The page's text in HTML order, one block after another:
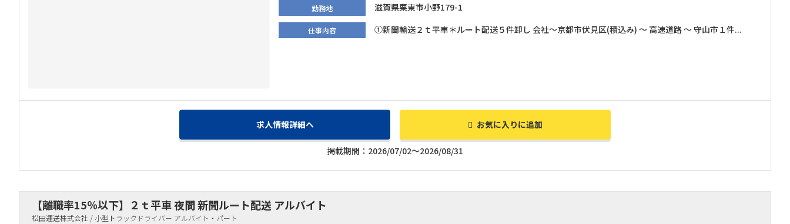
勤務地 滋賀県栗東市小野179-1
仕事内容 ①新聞輸送２ｔ平車＊ルート配送５件卸し 会社～京都市伏見区(積込み) ～ 高速道路 ～ 守山市１件...
求人情報詳細へ お気に入りに追加
掲載期間：2026/07/02～2026/08/31
【離職率15％以下】２ｔ平車 夜間 新聞ルート配送 アルバイト
松田運送株式会社 / 小型トラックドライバー アルバイト・パート